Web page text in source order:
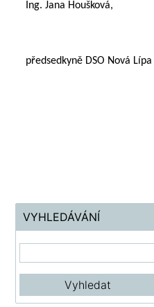
Ing. Jana Houšková,
předsedkyně DSO Nová Lípa
VYHLEDÁVÁNÍ